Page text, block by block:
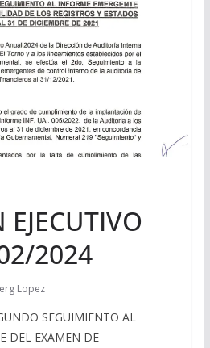
EJECUTIVO
2024
Lopez
SEGUIMIENTO AL
DEL EXAMEN DE